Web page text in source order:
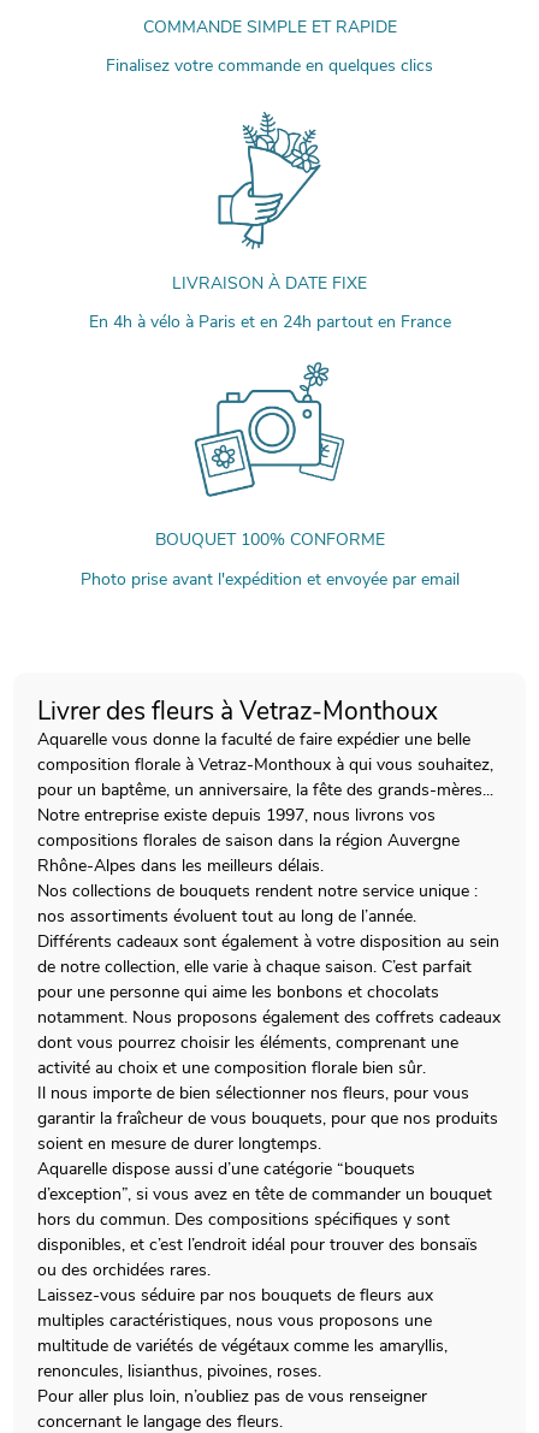
COMMANDE SIMPLE ET RAPIDE
Finalisez votre commande en quelques clics
LIVRAISON À DATE FIXE
En 4h à vélo à Paris et en 24h partout en France
BOUQUET 100% CONFORME
Photo prise avant l'expédition et envoyée par email
Livrer des fleurs à Vetraz-Monthoux
Aquarelle vous donne la faculté de faire expédier une belle
composition florale à Vetraz-Monthoux à qui vous souhaitez,
pour un baptême, un anniversaire, la fête des grands-mères...
Notre entreprise existe depuis 1997, nous livrons vos
compositions florales de saison dans la région Auvergne
Rhône-Alpes dans les meilleurs délais.
Nos collections de bouquets rendent notre service unique :
nos assortiments évoluent tout au long de l’année.
Différents cadeaux sont également à votre disposition au sein
de notre collection, elle varie à chaque saison. C’est parfait
pour une personne qui aime les bonbons et chocolats
notamment. Nous proposons également des coffrets cadeaux
dont vous pourrez choisir les éléments, comprenant une
activité au choix et une composition florale bien sûr.
Il nous importe de bien sélectionner nos fleurs, pour vous
garantir la fraîcheur de vous bouquets, pour que nos produits
soient en mesure de durer longtemps.
Aquarelle dispose aussi d’une catégorie “bouquets
d’exception”, si vous avez en tête de commander un bouquet
hors du commun. Des compositions spécifiques y sont
disponibles, et c’est l’endroit idéal pour trouver des bonsaïs
ou des orchidées rares.
Laissez-vous séduire par nos bouquets de fleurs aux
multiples caractéristiques, nous vous proposons une
multitude de variétés de végétaux comme les amaryllis,
renoncules, lisianthus, pivoines, roses.
Pour aller plus loin, n’oubliez pas de vous renseigner
concernant le langage des fleurs.